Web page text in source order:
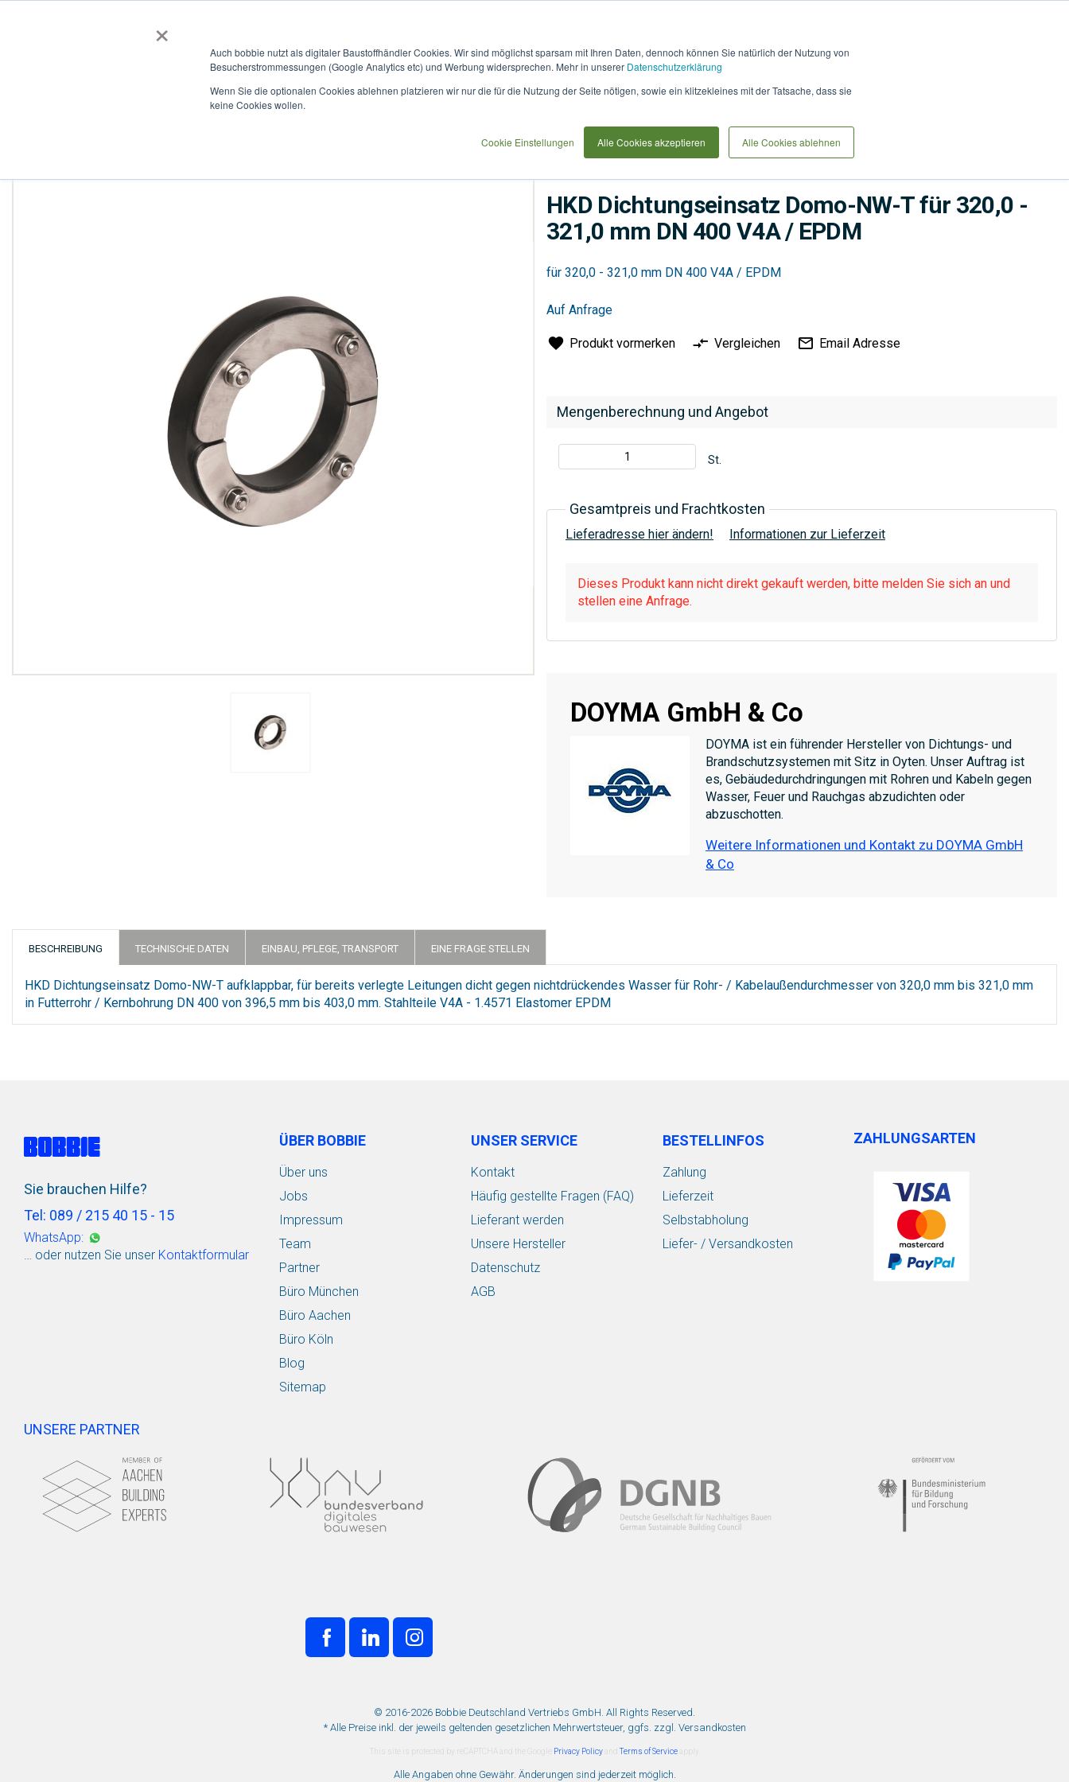
×
Auch bobbie nutzt als digitaler Baustoffhändler Cookies. Wir sind möglichst sparsam mit Ihren Daten, dennoch können Sie natürlich der Nutzung von
Besucherstrommessungen (Google Analytics etc) und Werbung widersprechen. Mehr in unserer Datenschutzerklärung
Wenn Sie die optionalen Cookies ablehnen platzieren wir nur die für die Nutzung der Seite nötigen, sowie ein klitzekleines mit der Tatsache, dass sie
keine Cookies wollen.
Cookie Einstellungen Alle Cookies akzeptieren Alle Cookies ablehnen
BOBBIEVERSUM
it
Ende
HKD Dichtungseinsatz Domo-NW-T für 320,0 -
321,0 mm DN 400 V4A / EPDM
Mengenberechnung und Angebot
St.
Gesamtpreis und Frachtkosten
Lieferadresse hier ändern! Informationen zur Lieferzeit
Dieses Produkt kann nicht direkt gekauft werden, bitte melden Sie sich an und
stellen eine Anfrage.
DOYMA GmbH & Co
DOYMA ist ein führender Hersteller von Dichtungs- und
Brandschutzsystemen mit Sitz in Oyten. Unser Auftrag ist
es, Gebäudedurchdringungen mit Rohren und Kabeln gegen
Wasser, Feuer und Rauchgas abzudichten oder
abzuschotten.
Weitere Informationen und Kontakt zu DOYMA GmbH
& Co
für 320,0 - 321,0 mm DN 400 V4A / EPDM
Auf Anfrage
Produkt vormerken Vergleichen Email Adresse
BESCHREIBUNG
HKD Dichtungseinsatz Domo-NW-T aufklappbar, für bereits verlegte Leitungen dicht gegen nichtdrückendes Wasser für Rohr- / Kabelaußendurchmesser von 320,0 mm bis 321,0 mm
in Futterrohr / Kernbohrung DN 400 von 396,5 mm bis 403,0 mm. Stahlteile V4A - 1.4571 Elastomer EPDM
TECHNISCHE DATEN EINBAU, PFLEGE, TRANSPORT EINE FRAGE STELLEN
Sie brauchen Hilfe?
Tel: 089 / 215 40 15 - 15
WhatsApp:
… oder nutzen Sie unser Kontaktformular
ÜBER BOBBIE
Über uns
Jobs
Impressum
Team
Partner
Büro München
Büro Aachen
Büro Köln
Blog
Sitemap
UNSER SERVICE
Kontakt
Häufig gestellte Fragen (FAQ)
Lieferant werden
Unsere Hersteller
Datenschutz
AGB
BESTELLINFOS
Zahlung
Lieferzeit
Selbstabholung
Liefer- / Versandkosten
ZAHLUNGSARTEN
UNSERE PARTNER
© 2016-2026 Bobbie Deutschland Vertriebs GmbH. All Rights Reserved.
* Alle Preise inkl. der jeweils geltenden gesetzlichen Mehrwertsteuer, ggfs. zzgl. Versandkosten
This site is protected by reCAPTCHA and the Google Privacy PolicyandTerms of Serviceapply.
Alle Angaben ohne Gewähr. Änderungen sind jederzeit möglich.